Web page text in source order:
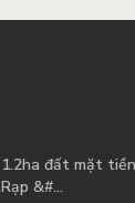
1.2ha đất mặt
Rạp &#...